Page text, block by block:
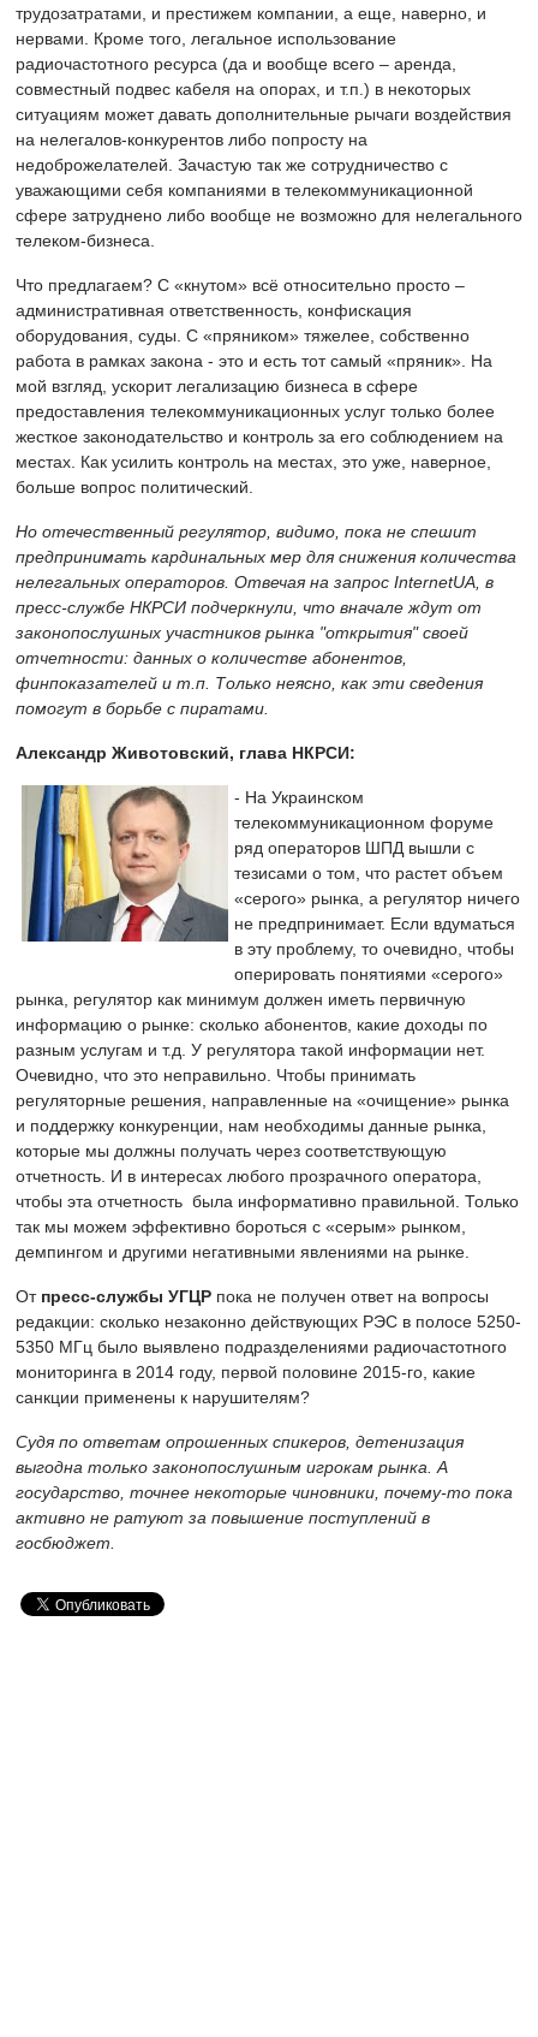
трудозатратами, и престижем компании, а еще, наверно, и
нервами. Кроме того, легальное использование
радиочастотного ресурса (да и вообще всего – аренда,
совместный подвес кабеля на опорах, и т.п.) в некоторых
ситуациям может давать дополнительные рычаги воздействия
на нелегалов-конкурентов либо попросту на
недоброжелателей. Зачастую так же сотрудничество с
уважающими себя компаниями в телекоммуникационной
сфере затруднено либо вообще не возможно для нелегального
телеком-бизнеса.
Что предлагаем? С «кнутом» всё относительно просто –
административная ответственность, конфискация
оборудования, суды. С «пряником» тяжелее, собственно
работа в рамках закона - это и есть тот самый «пряник». На
мой взгляд, ускорит легализацию бизнеса в сфере
предоставления телекоммуникационных услуг только более
жесткое законодательство и контроль за его соблюдением на
местах. Как усилить контроль на местах, это уже, наверное,
больше вопрос политический.
Но отечественный регулятор, видимо, пока не спешит
предпринимать кардинальных мер для снижения количества
нелегальных операторов. Отвечая на запрос InternetUA, в
пресс-службе НКРСИ подчеркнули, что вначале ждут от
законопослушных участников рынка "открытия" своей
отчетности: данных о количестве абонентов,
финпоказателей и т.п. Только неясно, как эти сведения
помогут в борьбе с пиратами.
Александр Животовский, глава НКРСИ:
- На Украинском
телекоммуникационном форуме
ряд операторов ШПД вышли с
тезисами о том, что растет объем
«серого» рынка, а регулятор ничего
не предпринимает. Если вдуматься
в эту проблему, то очевидно, чтобы
оперировать понятиями «серого»
рынка, регулятор как минимум должен иметь первичную
информацию о рынке: сколько абонентов, какие доходы по
разным услугам и т.д. У регулятора такой информации нет.
Очевидно, что это неправильно. Чтобы принимать
регуляторные решения, направленные на «очищение» рынка
и поддержку конкуренции, нам необходимы данные рынка,
которые мы должны получать через соответствующую
отчетность. И в интересах любого прозрачного оператора,
чтобы эта отчетность была информативно правильной. Только
так мы можем эффективно бороться с «серым» рынком,
демпингом и другими негативными явлениями на рынке.
От пресс-службы УГЦР пока не получен ответ на вопросы
редакции: сколько незаконно действующих РЭС в полосе 5250-
5350 МГц было выявлено подразделениями радиочастотного
мониторинга в 2014 году, первой половине 2015-го, какие
санкции применены к нарушителям?
Судя по ответам опрошенных спикеров, детенизация
выгодна только законопослушным игрокам рынка. А
государство, точнее некоторые чиновники, почему-то пока
активно не ратуют за повышение поступлений в
госбюджет.